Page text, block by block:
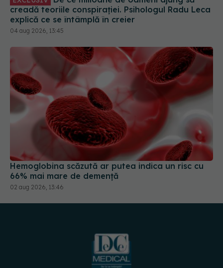
04 aug 2026, 13:45
Hemoglobina scăzută ar putea indica un risc cu
66% mai mare de demență
02 aug 2026, 13:46
URMĂREȘTE-NE PE: